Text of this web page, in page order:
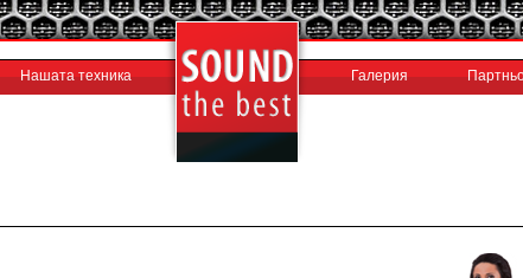
Нашата техника Галерия